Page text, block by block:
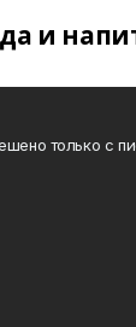
и
только с